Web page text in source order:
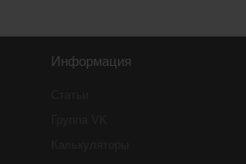
Информация